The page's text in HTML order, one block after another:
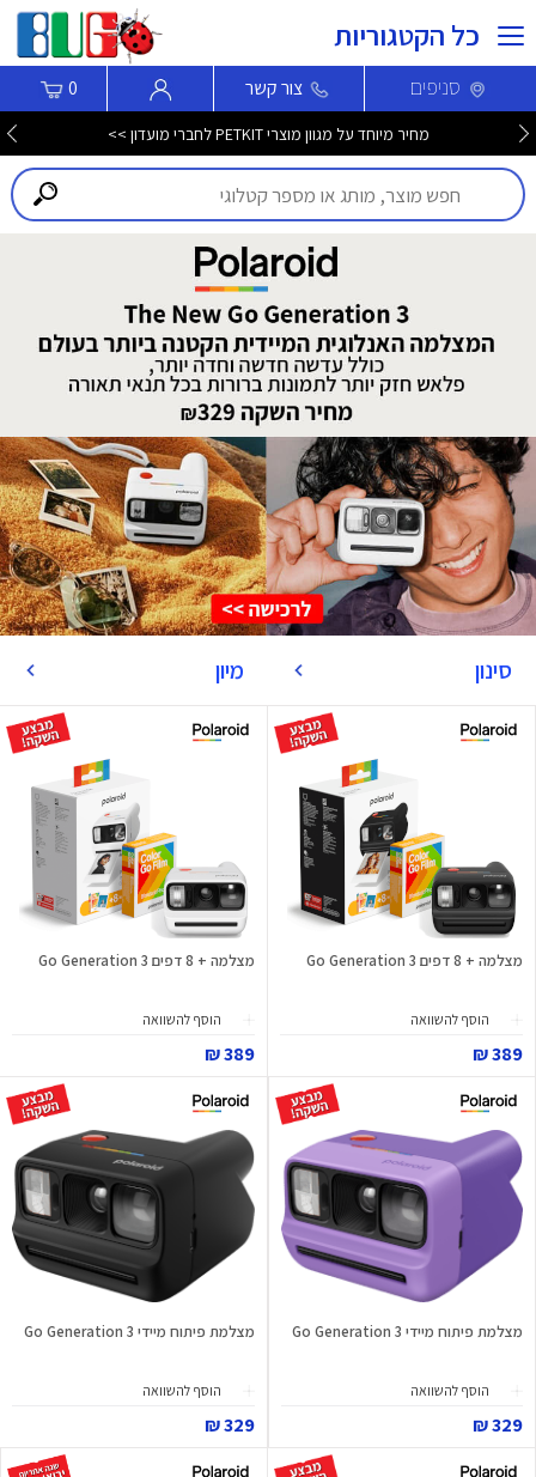
כל הקטגוריות
סניפים צור קשר 0
מחיר מיוחד על מגוון מוצרי PETKIT לחברי מועדון >>
סינון מיון
מצלמה + 8 דפים Go Generation 3
הוסף להשוואה
389 ₪
מצלמה + 8 דפים Go Generation 3
הוסף להשוואה
389 ₪
מצלמת פיתוח מיידי Go Generation 3
הוסף להשוואה
329 ₪
מצלמת פיתוח מיידי Go Generation 3
הוסף להשוואה
329 ₪